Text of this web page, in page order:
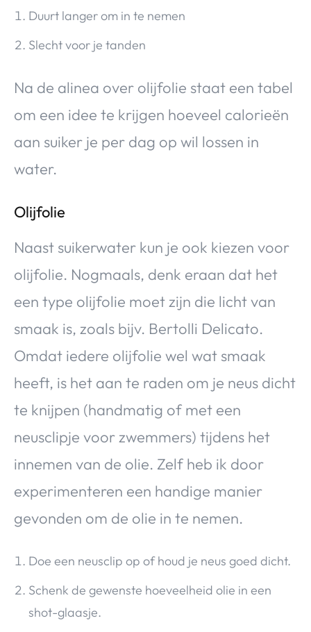
Duurt langer om in te nemen
Slecht voor je tanden
Na de alinea over olijfolie staat een tabel
om een idee te krijgen hoeveel calorieën
aan suiker je per dag op wil lossen in
water.
Olijfolie
Naast suikerwater kun je ook kiezen voor
olijfolie. Nogmaals, denk eraan dat het
een type olijfolie moet zijn die licht van
smaak is, zoals bijv. Bertolli Delicato.
Omdat iedere olijfolie wel wat smaak
heeft, is het aan te raden om je neus dicht
te knijpen (handmatig of met een
neusclipje voor zwemmers) tijdens het
innemen van de olie. Zelf heb ik door
experimenteren een handige manier
gevonden om de olie in te nemen.
Doe een neusclip op of houd je neus goed dicht.
Schenk de gewenste hoeveelheid olie in een
shot-glaasje.